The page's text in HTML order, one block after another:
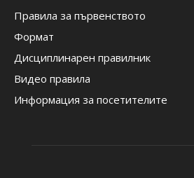
Правила за първенството
Формат
Дисциплинарен правилник
Видео правила
Информация за посетителите